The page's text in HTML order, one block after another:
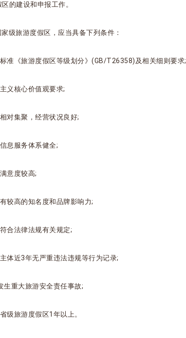
的建设和申报工作。
级旅游度假区，应当具备下列条件：
准《旅游度假区等级划分》(GB/T26358)及相关细则要求;
义核心价值观要求;
对集聚，经营状况良好;
息服务体系健全;
意度较高;
较高的知名度和品牌影响力;
合法律法规有关规定;
体近3年无严重违法违规等行为记录;
生重大旅游安全责任事故;
级旅游度假区1年以上。